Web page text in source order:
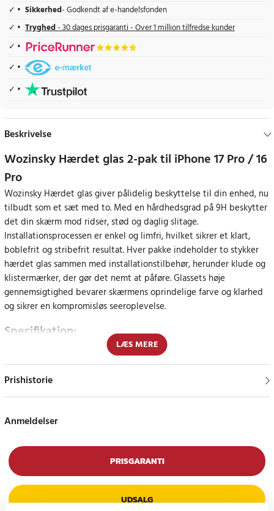
Sikkerhed- Godkendt af e-handelsfonden
Tryghed- 30 dages prisgaranti - Over 1 million tilfredse kunder
Beskrivelse
Wozinsky Hærdet glas 2-pak til iPhone 17 Pro / 16
Pro
Wozinsky Hærdet glas giver pålidelig beskyttelse til din enhed, nu
tilbudt som et sæt med to. Med en hårdhedsgrad på 9H beskytter
det din skærm mod ridser, stød og daglig slitage.
Installationsprocessen er enkel og limfri, hvilket sikrer et klart,
boblefrit og stribefrit resultat. Hver pakke indeholder to stykker
hærdet glas sammen med installationstilbehør, herunder klude og
klistermærker, der gør det nemt at påføre. Glassets høje
gennemsigtighed bevarer skærmens oprindelige farve og klarhed
og sikrer en kompromisløs seeroplevelse.
Specifikation:
Model: Wozinsky Hærdet glas (sæt med 2)
Kompatibilitet: iPhone 17 Pro / 16 Pro
Farve: gennemsigtig
Sæt med 2: Pakken indeholder to skærmbeskyttere af hærdet
glas, der fungerer som backup eller til brug på en anden enhed.
9H hårdhed: Meget modstandsdygtig over for ridser og stød,
hvilket giver effektiv beskyttelse mod hverdagens mekaniske
skader.
LÆS MERE
Prishistorie
Anmeldelser
PRISGARANTI
UDSALG